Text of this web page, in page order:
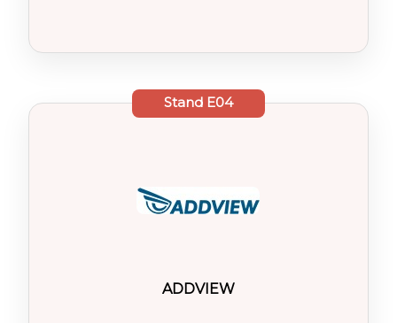
StandE04
ADDVIEW